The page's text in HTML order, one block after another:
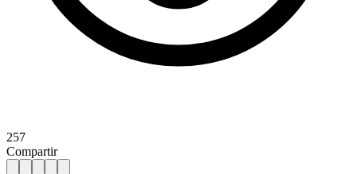
257
Compartir